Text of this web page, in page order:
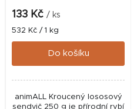
133 Kč / ks
Měrná
cena:
532 Kč / 1 kg
Do košíku
animALL Kroucený lososový
sendvič 250 g je přírodní rybí